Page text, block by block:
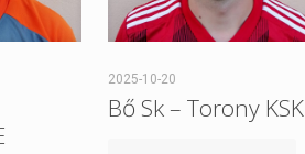
2025-10-20
Bő Sk – Torony KSK